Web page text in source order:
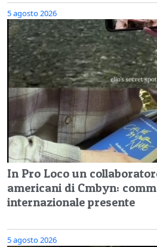
5 agosto 2026
In Pro Loco un
americani di Cmbyn:
internazionale presente
5 agosto 2026